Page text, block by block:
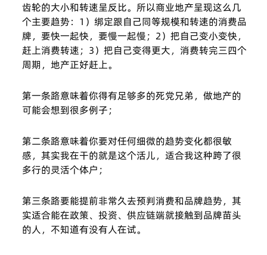
齿轮的大小和转速呈反比。所以商业地产呈现这么几
个主要趋势：1）绑定跟自己同等规模和转速的消费品
牌，要快一起快，要慢一起慢；2）把自己变小变快，
赶上消费转速；3）把自己变得更大，消费转完三四个
周期，地产正好赶上。
第一条路意味着你得有足够多的死党兄弟，做地产的
可能会想到很多例子；
第二条路意味着你要对任何细微的趋势变化都很敏
感，其实我在干的就是这个活儿，适合我这种跨了很
多行的灵活个体户；
第三条路要能提前非常久去预判消费和品牌趋势，其
实适合能在政策、投资、供应链端就接触到品牌苗头
的人，不知道有没有人在试。